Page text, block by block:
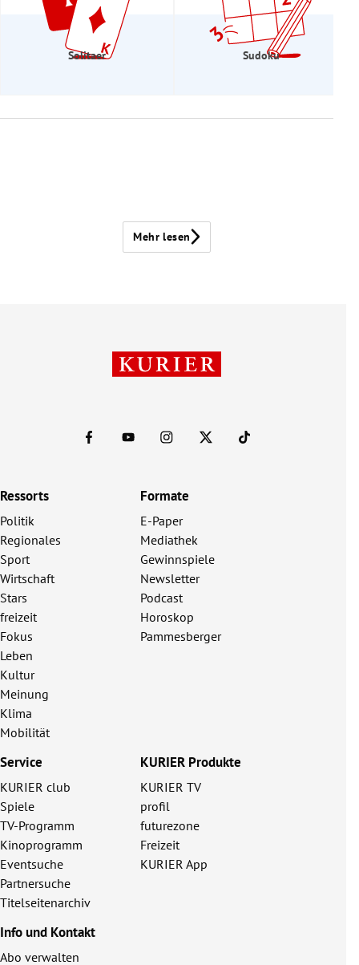
Solitaer Sudoku
Mehr lesen
Ressorts
Politik
Regionales
Sport
Wirtschaft
Stars
freizeit
Fokus
Leben
Kultur
Meinung
Klima
Mobilität
Formate
E-Paper
Mediathek
Gewinnspiele
Newsletter
Podcast
Horoskop
Pammesberger
Service
KURIER club
Spiele
TV-Programm
Kinoprogramm
Eventsuche
Partnersuche
Titelseitenarchiv
KURIER Produkte
KURIER TV
profil
futurezone
Freizeit
KURIER App
Info und Kontakt
Abo verwalten